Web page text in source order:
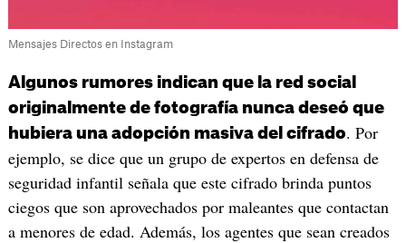
Mensajes Directos en Instagram
Algunos rumores indican que la red social
originalmente de fotografía nunca deseó que
hubiera una adopción masiva del cifrado. Por
ejemplo, se dice que un grupo de expertos en defensa de
seguridad infantil señala que este cifrado brinda puntos
ciegos que son aprovechados por maleantes que contactan
a menores de edad. Además, los agentes que sean creados